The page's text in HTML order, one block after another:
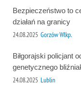
Bezpieczeństwo to
działań na granicy
24.08.2025 Gorzów Wlkp.
Biłgorajski policjant
genetycznego
24.08.2025 Lublin